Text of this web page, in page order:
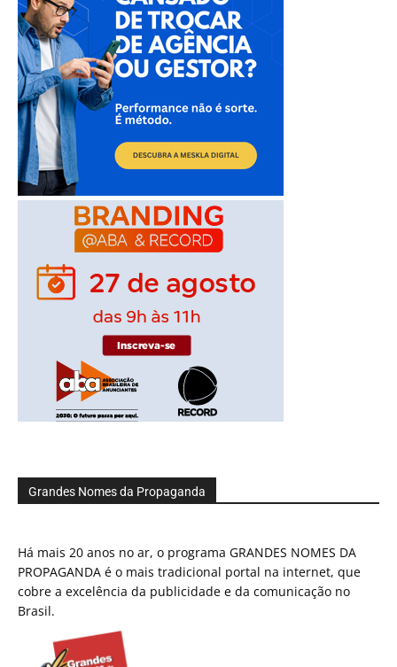
Grandes Nomes da Propaganda
Há mais 20 anos no ar, o programa GRANDES NOMES DA
PROPAGANDA é o mais tradicional portal na internet, que
cobre a excelência da publicidade e da comunicação no
Brasil.